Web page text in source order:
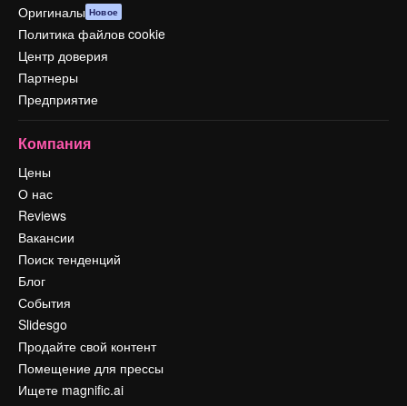
Оригиналы Новое
Политика файлов cookie
Центр доверия
Партнеры
Предприятие
Компания
Цены
О нас
Reviews
Вакансии
Поиск тенденций
Блог
События
Slidesgo
Продайте свой контент
Помещение для прессы
Ищете magnific.ai